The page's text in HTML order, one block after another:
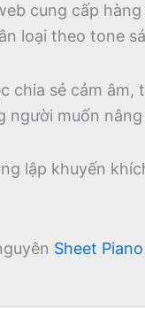
cung cấp
loại theo tone
chia sẻ cảm
người muốn
lập khuyến
Sheet Piano